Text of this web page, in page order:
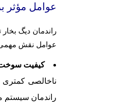
عوامل مؤثر
راندمان دیگ
عوامل نقش مهمی
کیفیت
ناخالصی کمتری
راندمان سیستم